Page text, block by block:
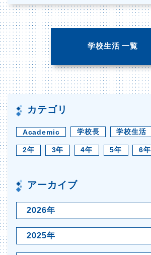
学校生活 一覧
カテゴリ
Academic 学校長 学校生活
2年 3年 4年 5年 6年
アーカイブ
2026年
2025年